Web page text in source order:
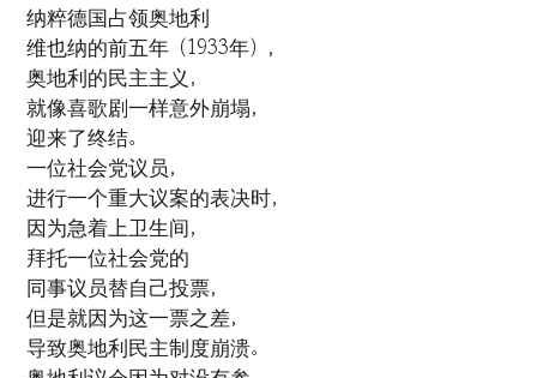
纳粹德国占领奥地利
维也纳的前五年（1933年），
奥地利的民主主义，
就像喜歌剧一样意外崩塌，
迎来了终结。
一位社会党议员，
进行一个重大议案的表决时，
因为急着上卫生间，
拜托一位社会党的
同事议员替自己投票，
但是就因为这一票之差，
导致奥地利民主制度崩溃。